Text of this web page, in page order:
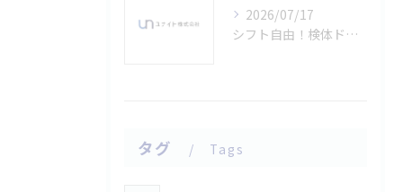
2026/07/17
シフト自由！検体ドライバーさん募集！
タグ Tags